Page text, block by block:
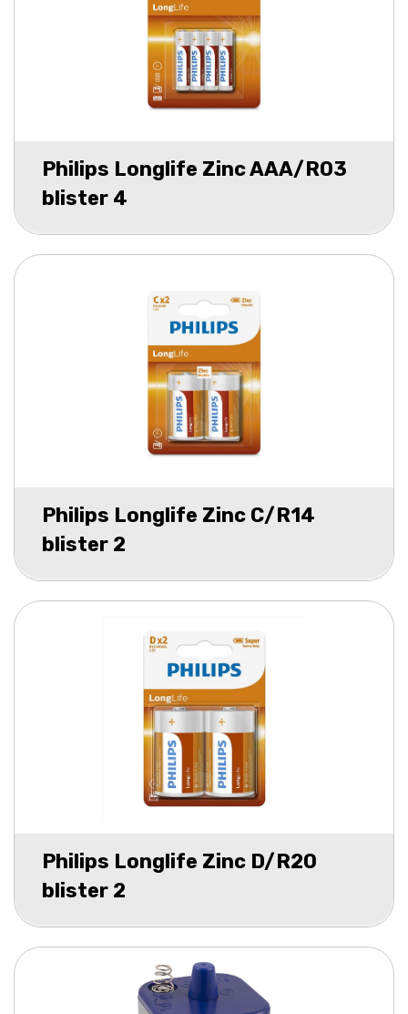
Philips Longlife Zinc AAA/R03
blister 4
Philips Longlife Zinc C/R14
blister 2
Philips Longlife Zinc D/R20
blister 2